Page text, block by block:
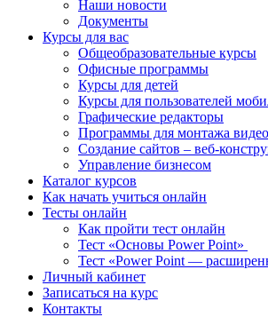
Наши новости
Документы
Курсы для вас
Общеобразовательные курсы
Офисные программы
Курсы для детей
Курсы для пользователей
Графические редакторы
Программы для монтажа видео
Создание сайтов – веб-
Управление бизнесом
Каталог курсов
Как начать учиться онлайн
Тесты онлайн
Как пройти тест онлайн
Тест «Основы Power Point»
Тест «Power Point —
Личный кабинет
Записаться на курс
Контакты